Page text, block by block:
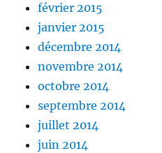
février 2015
janvier 2015
décembre 2014
novembre 2014
octobre 2014
septembre 2014
juillet 2014
juin 2014